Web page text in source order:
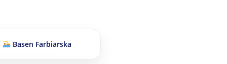
Basen Farbiarska